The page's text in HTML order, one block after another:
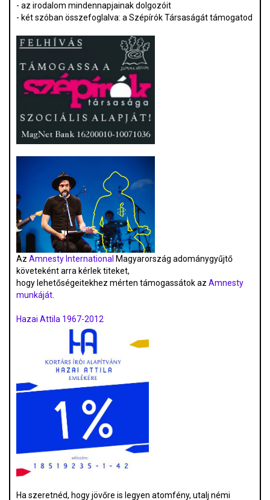
- az irodalom mindennapjainak dolgozóit
- két szóban összefoglalva: a Szépírók Társaságát támogatod
Az Amnesty International Magyarország adománygyűjtő
követeként arra kérlek titeket,
hogy lehetőségeitekhez mérten támogassátok az Amnesty
munkáját.
Hazai Attila 1967-2012
Ha szeretnéd, hogy jövőre is legyen atomfény, utalj némi